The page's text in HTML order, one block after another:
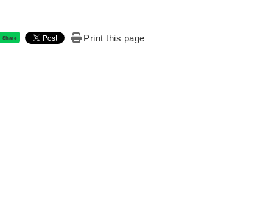
Share Print this page